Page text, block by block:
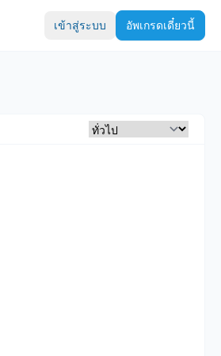
เข้าสู่ระบบ อัพเกรดเดี๋ยวนี้